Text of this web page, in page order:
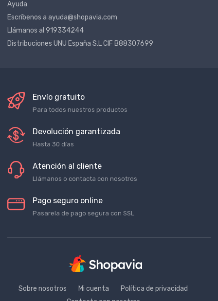
Ayuda
Escríbenos a ayuda@shopavia.com
Llámanos al 919334244
Distribuciones UNU España S.L CIF B88307699
Envío gratuito
Para todos nuestros productos
Devolución garantizada
Hasta 30 días
Atención al cliente
Llámanos o contacta con nosotros
Pago seguro online
Pasarela de pago segura con SSL
Sobre nosotros Mi cuenta
Política de privacidad